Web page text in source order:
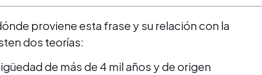
proviene esta frase y su relación con la
dos teorías:
de más de 4 mil años y de origen